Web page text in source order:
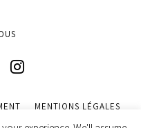
MENTIONS LÉGALES